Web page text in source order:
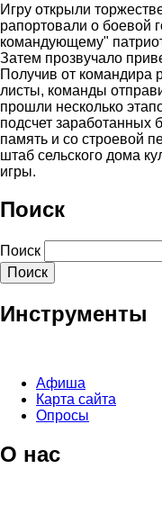
Игру открыли
рапортовали о боевой
командующему"
Затем прозвучало
Получив от
листы, команды
прошли несколько
подсчет заработанных
память и со строевой
штаб сельского дома
игры.
Поиск
Поиск
Инструменты
Афиша
Карта сайта
Опросы
О нас